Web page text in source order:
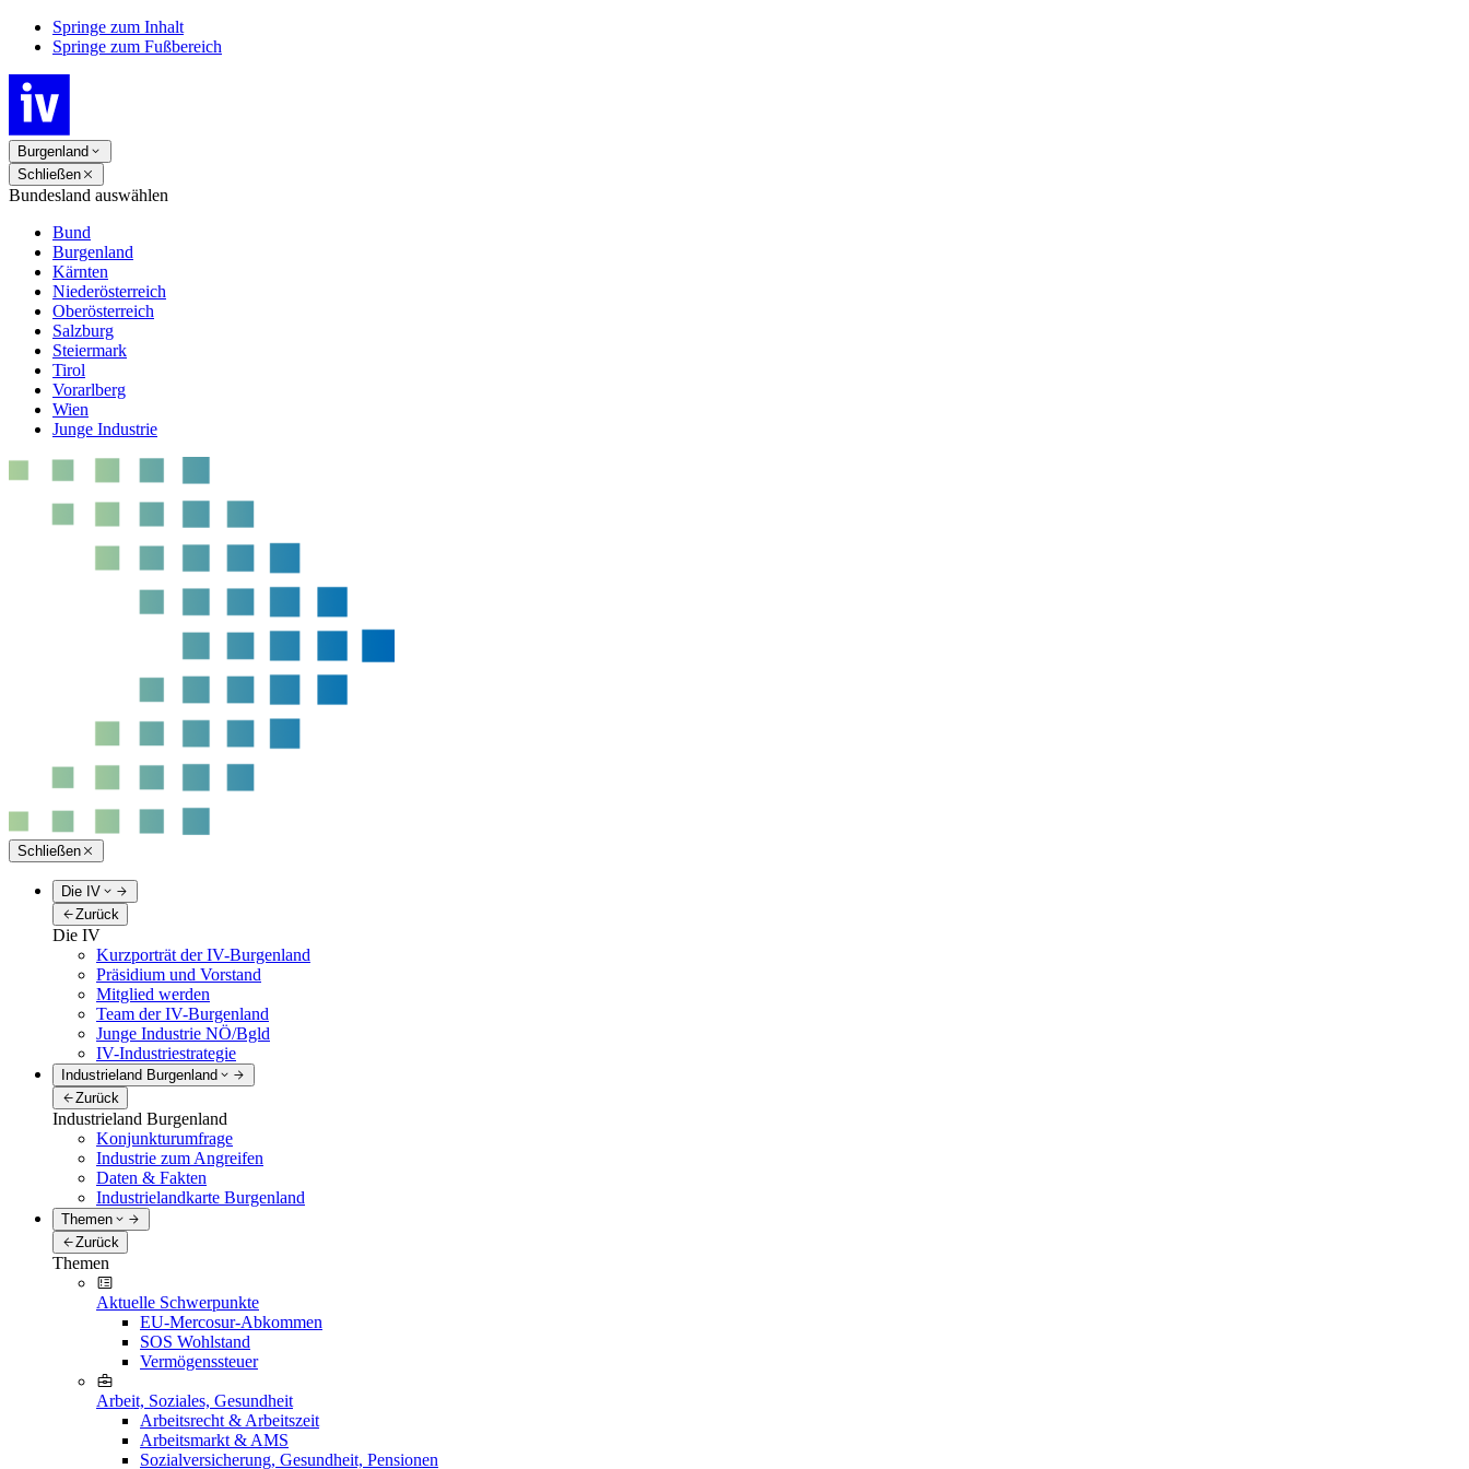
Springe zum Inhalt
Springe zum Fußbereich
Burgenland
Schließen
Bundesland auswählen
Bund
Burgenland
Kärnten
Niederösterreich
Oberösterreich
Salzburg
Steiermark
Tirol
Vorarlberg
Wien
Junge Industrie
Schließen
Die IV
Zurück
Die IV
Kurzporträt der IV-Burgenland
Präsidium und Vorstand
Mitglied werden
Team der IV-Burgenland
Junge Industrie NÖ/Bgld
IV-Industriestrategie
Industrieland Burgenland
Zurück
Industrieland Burgenland
Konjunkturumfrage
Industrie zum Angreifen
Daten & Fakten
Industrielandkarte Burgenland
Themen
Zurück
Themen
Aktuelle Schwerpunkte
EU-Mercosur-Abkommen
SOS Wohlstand
Vermögenssteuer
Arbeit, Soziales, Gesundheit
Arbeitsrecht & Arbeitszeit
Arbeitsmarkt & AMS
Sozialversicherung, Gesundheit, Pensionen